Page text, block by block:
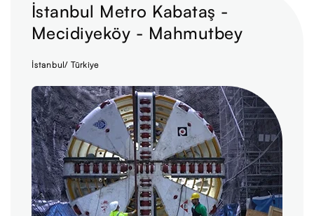
İstanbul Metro Kabataş -
Mecidiyeköy - Mahmutbey
İstanbul/ Türkiye